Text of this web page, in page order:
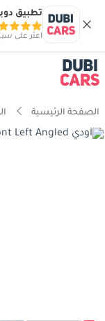
تطبيق
اعثر على
الصفحة الرئيسية